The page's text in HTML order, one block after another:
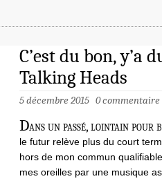
C’est du bon, y’a
Talking Heads
5 décembre 2015 0 commentaire
Dans un passé, lointain pour
le futur relève plus du court
hors de mon commun
mes oreilles par une musique